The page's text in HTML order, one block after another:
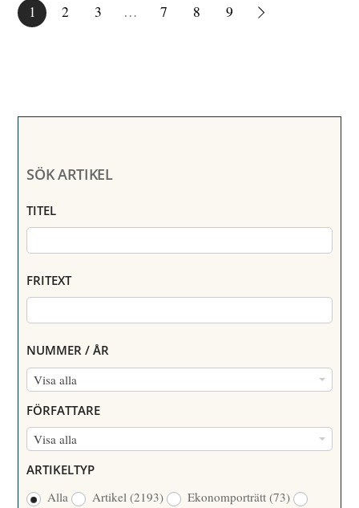
1 2 3 … 7 8 9
SÖK ARTIKEL
TITEL
FRITEXT
NUMMER / ÅR
Visa alla
N
M
M
/
FÖRFATTARE
Visa alla
R
F
ARTIKELTYP
Alla
Artikel(2193) Ekonomporträtt(73)